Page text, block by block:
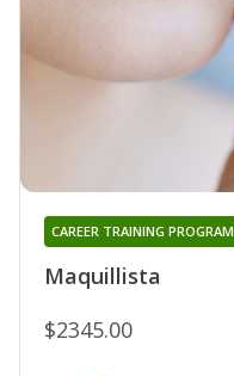
Maquillista
CAREER TRAINING PROGRAM
$2345.00